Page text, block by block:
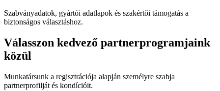
Szabványadatok, gyártói adatlapok és szakértői támogatás a
biztonságos választáshoz.
Válasszon kedvező partnerprogramjaink
közül
Munkatársunk a regisztrációja alapján személyre szabja
partnerprofilját és kondícióit.